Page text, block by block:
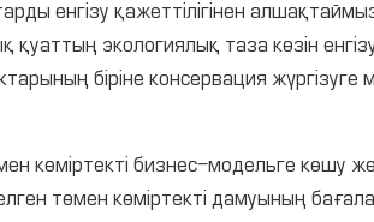
енгізу қажеттілігінен
экологиялық таза көзін
біріне консервация жүргізуге
көміртекті бизнес-модельге көшу
төмен көміртекті дамуының